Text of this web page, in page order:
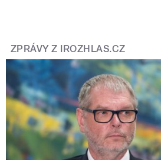
ZPRÁVY Z IROZHLAS.CZ